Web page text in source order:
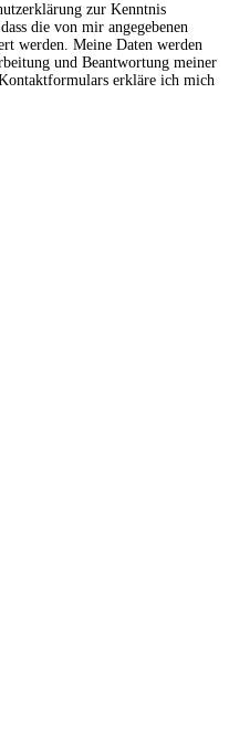
zur Kenntnis
die von mir angegebenen
werden. Meine Daten werden
und Beantwortung meiner
erkläre ich mich